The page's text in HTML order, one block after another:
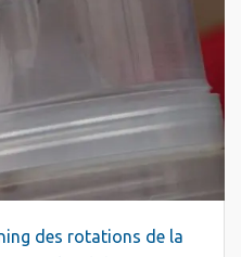
des rotations de la